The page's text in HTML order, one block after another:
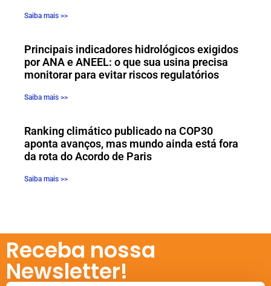
Saiba mais >>
Principais indicadores hidrológicos exigidos
por ANA e ANEEL: o que sua usina precisa
monitorar para evitar riscos regulatórios
Saiba mais >>
Ranking climático publicado na COP30
aponta avanços, mas mundo ainda está fora
da rota do Acordo de Paris
Saiba mais >>
Receba nossa
Newsletter!